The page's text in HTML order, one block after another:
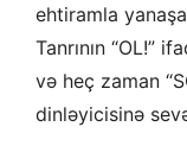
ehtiramla
Tanrının “OL!”
və heç zaman
dinləyicisinə